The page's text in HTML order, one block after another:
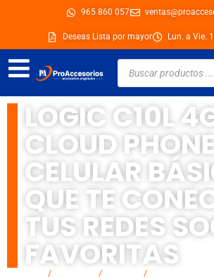
contenido
965 860 057
Deseas Lista por mayor Lun. a Vie.
Búsqueda
productos
LOGIC C10L
CLOUD
CELULAR
QUE TE
TUS REDES
FAVORITAS
/ / /